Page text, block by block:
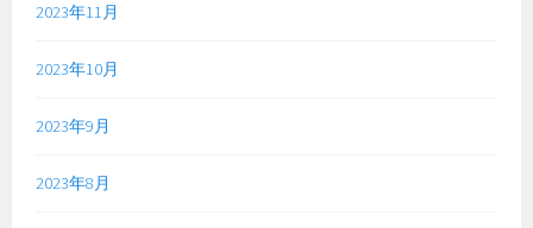
2023年11月
2023年10月
2023年9月
2023年8月